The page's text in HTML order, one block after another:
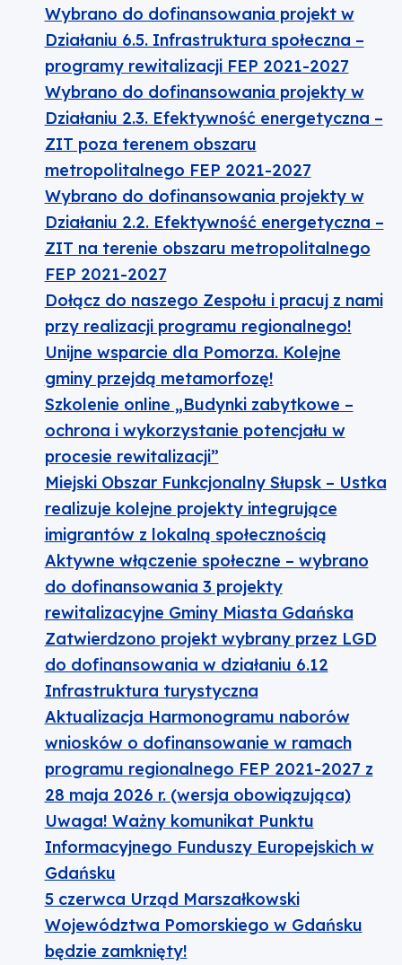
Wybrano do dofinansowania projekt w
Działaniu 6.5. Infrastruktura społeczna –
programy rewitalizacji FEP 2021-2027
Wybrano do dofinansowania projekty w
Działaniu 2.3. Efektywność energetyczna –
ZIT poza terenem obszaru
metropolitalnego FEP 2021-2027
Wybrano do dofinansowania projekty w
Działaniu 2.2. Efektywność energetyczna –
ZIT na terenie obszaru metropolitalnego
FEP 2021-2027
Dołącz do naszego Zespołu i pracuj z nami
przy realizacji programu regionalnego!
Unijne wsparcie dla Pomorza. Kolejne
gminy przejdą metamorfozę!
Szkolenie online „Budynki zabytkowe –
ochrona i wykorzystanie potencjału w
procesie rewitalizacji”
Miejski Obszar Funkcjonalny Słupsk – Ustka
realizuje kolejne projekty integrujące
imigrantów z lokalną społecznością
Aktywne włączenie społeczne – wybrano
do dofinansowania 3 projekty
rewitalizacyjne Gminy Miasta Gdańska
Zatwierdzono projekt wybrany przez LGD
do dofinansowania w działaniu 6.12
Infrastruktura turystyczna
Aktualizacja Harmonogramu naborów
wniosków o dofinansowanie w ramach
programu regionalnego FEP 2021-2027 z
28 maja 2026 r. (wersja obowiązująca)
Uwaga! Ważny komunikat Punktu
Informacyjnego Funduszy Europejskich w
Gdańsku
5 czerwca Urząd Marszałkowski
Województwa Pomorskiego w Gdańsku
będzie zamknięty!